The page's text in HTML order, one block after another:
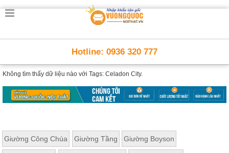
Hotline: 0936 320 777
Không tìm thấy dữ liệu nào với Tags: Celadon City.
Giường Công Chúa Giường Tầng Giường Boyson